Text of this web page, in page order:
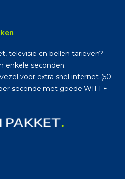
televisie en bellen tarieven?
enkele seconden.
voor extra snel internet (50
seconde met goede WIFI +